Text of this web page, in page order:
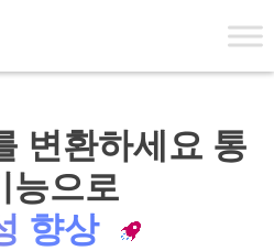
변환하세요 통
능으로
향상